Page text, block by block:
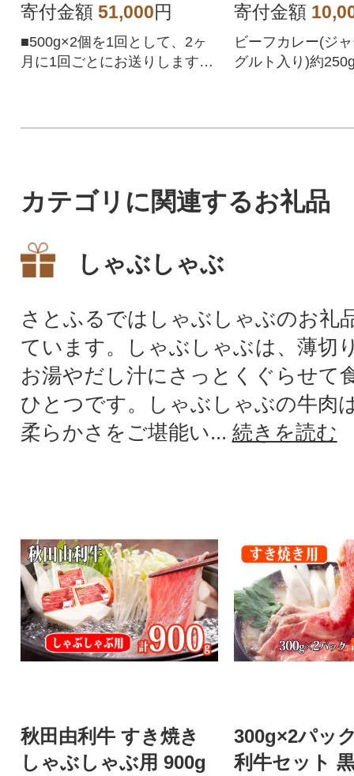
寄付金額 51,000円
■500g×2個を1回として、2ヶ
月に1回ごとにお送りします。
寄付金額
ビーフカレー(ジ
グルト入り)約
カテゴリに関連するお礼品
しゃぶしゃぶ
さとふるではしゃぶしゃぶのお礼
ています。しゃぶしゃぶは、薄切
お湯やだし汁にさっとくぐらせて
ひとつです。しゃぶしゃぶの牛肉
柔らかさをご堪能い... 続きを読む
秋田由利牛 すき焼き
しゃぶしゃぶ用 900g
300g×2パッ
利牛セット